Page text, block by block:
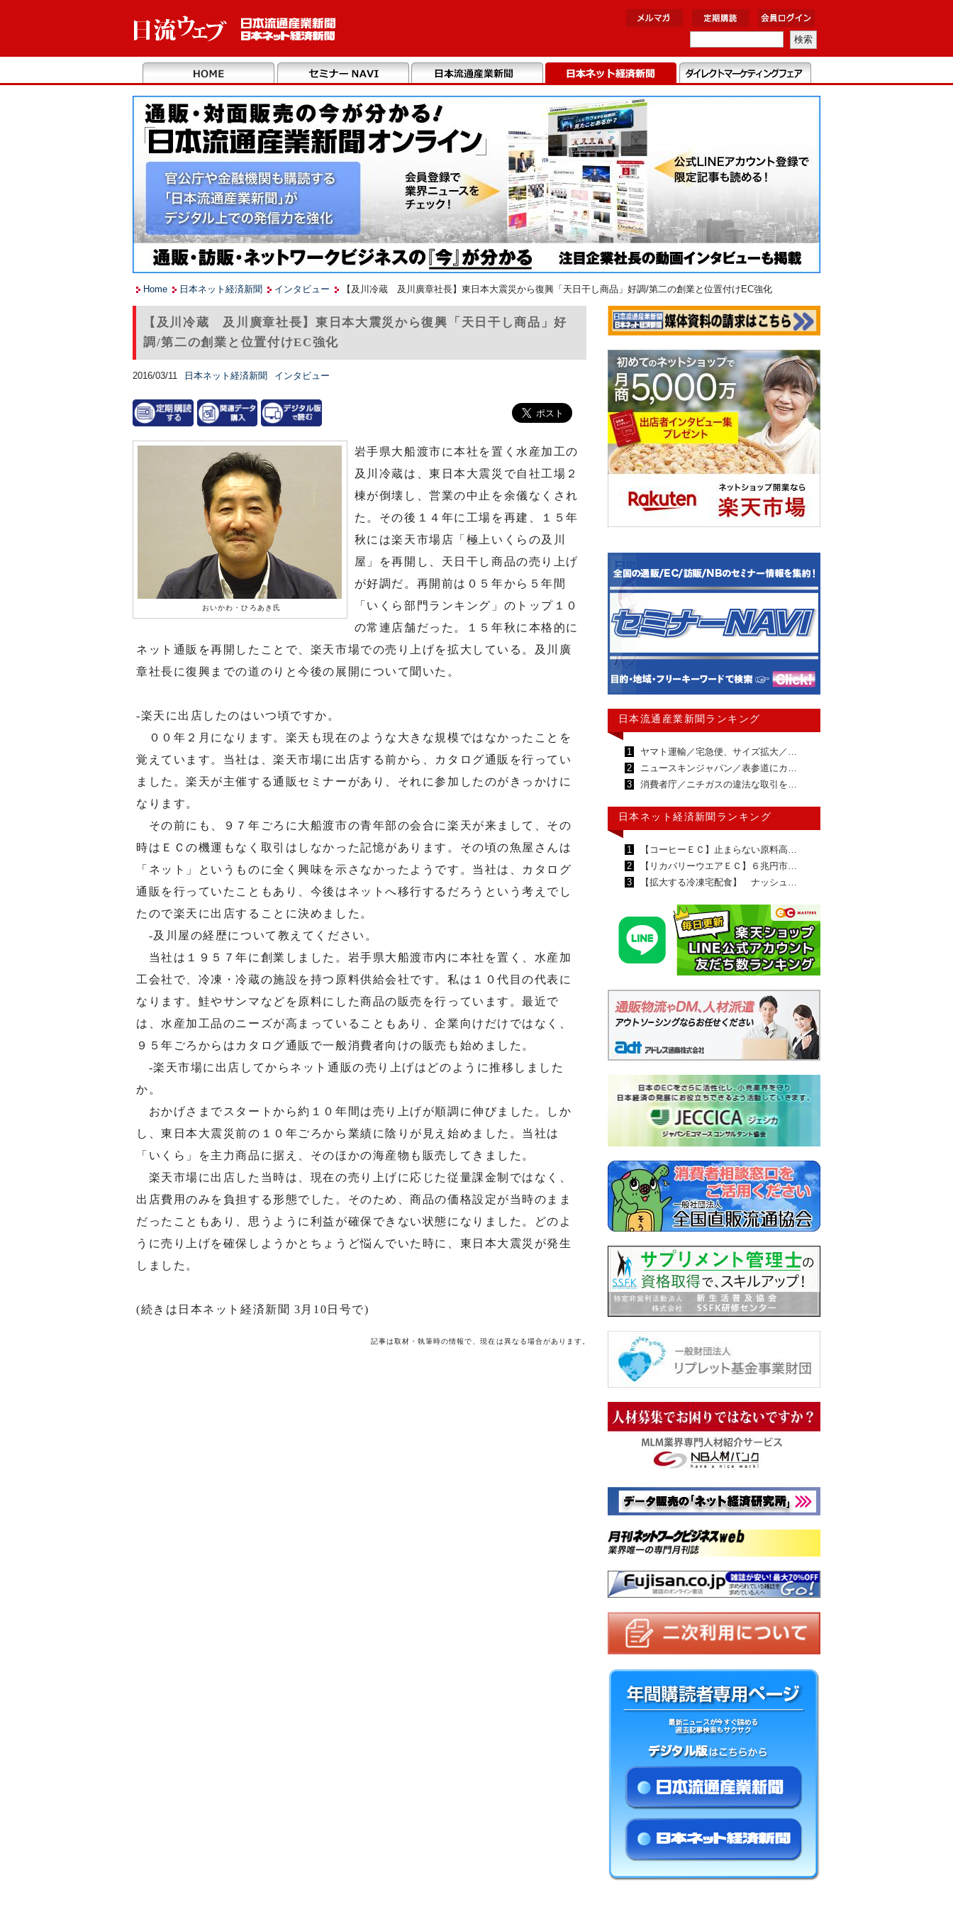
Home 日本ネット経済新聞 インタビュー 【及川冷蔵 及川廣章社長】東日本大震災から復興「天日干し商品」好調/第二の創業と位置付けEC強化
【及川冷蔵 及川廣章社長】東日本大震災から復興「天日干し商品」好
調/第二の創業と位置付けEC強化
2016/03/11 日本ネット経済新聞 インタビュー
おいかわ・ひろあき氏
岩手県大船渡市に本社を置く水産加工の
及川冷蔵は、東日本大震災で自社工場２
棟が倒壊し、営業の中止を余儀なくされ
た。その後１４年に工場を再建、１５年
秋には楽天市場店「極上いくらの及川
屋」を再開し、天日干し商品の売り上げ
が好調だ。再開前は０５年から５年間
「いくら部門ランキング」のトップ１０
の常連店舗だった。１５年秋に本格的に
ネット通販を再開したことで、楽天市場での売り上げを拡大している。及川廣
章社長に復興までの道のりと今後の展開について聞いた。
-楽天に出店したのはいつ頃ですか。
００年２月になります。楽天も現在のような大きな規模ではなかったことを
覚えています。当社は、楽天市場に出店する前から、カタログ通販を行ってい
ました。楽天が主催する通販セミナーがあり、それに参加したのがきっかけに
なります。
その前にも、９７年ごろに大船渡市の青年部の会合に楽天が来まして、その
時はＥＣの機運もなく取引はしなかった記憶があります。その頃の魚屋さんは
「ネット」というものに全く興味を示さなかったようです。当社は、カタログ
通販を行っていたこともあり、今後はネットへ移行するだろうという考えでし
たので楽天に出店することに決めました。
-及川屋の経歴について教えてください。
当社は１９５７年に創業しました。岩手県大船渡市内に本社を置く、水産加
工会社で、冷凍・冷蔵の施設を持つ原料供給会社です。私は１０代目の代表に
なります。鮭やサンマなどを原料にした商品の販売を行っています。最近で
は、水産加工品のニーズが高まっていることもあり、企業向けだけではなく、
９５年ごろからはカタログ通販で一般消費者向けの販売も始めました。
-楽天市場に出店してからネット通販の売り上げはどのように推移しました
か。
おかげさまでスタートから約１０年間は売り上げが順調に伸びました。しか
し、東日本大震災前の１０年ごろから業績に陰りが見え始めました。当社は
「いくら」を主力商品に据え、そのほかの海産物も販売してきました。
楽天市場に出店した当時は、現在の売り上げに応じた従量課金制ではなく、
出店費用のみを負担する形態でした。そのため、商品の価格設定が当時のまま
だったこともあり、思うように利益が確保できない状態になりました。どのよ
うに売り上げを確保しようかとちょうど悩んでいた時に、東日本大震災が発生
しました。
(続きは日本ネット経済新聞 3月10日号で)
記事は取材・執筆時の情報で、現在は異なる場合があります。
日本流通産業新聞ランキング
1
ヤマト運輸／宅急便、サイズ拡大／…
2
ニュースキンジャパン／表参道にカ…
3
消費者庁／ニチガスの違法な取引を…
日本ネット経済新聞ランキング
1
【コーヒーＥＣ】止まらない原料高…
2
【リカバリーウエアＥＣ】６兆円市…
3
【拡大する冷凍宅配食】 ナッシュ…